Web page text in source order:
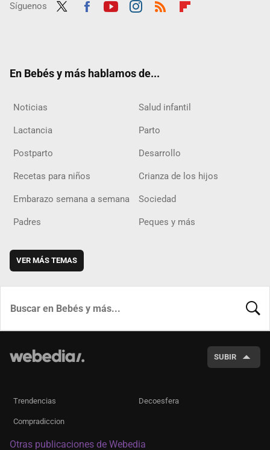
Síguenos
En Bebés y más hablamos de...
Noticias Salud infantil
Lactancia Parto
Postparto Desarrollo
Recetas para niños Crianza de los hijos
Embarazo semana a semana Sociedad
Padres Peques y más
VER MÁS TEMAS
SUBIR
Trendencias Decoesfera
Compradiccion
Otras publicaciones de Webedia